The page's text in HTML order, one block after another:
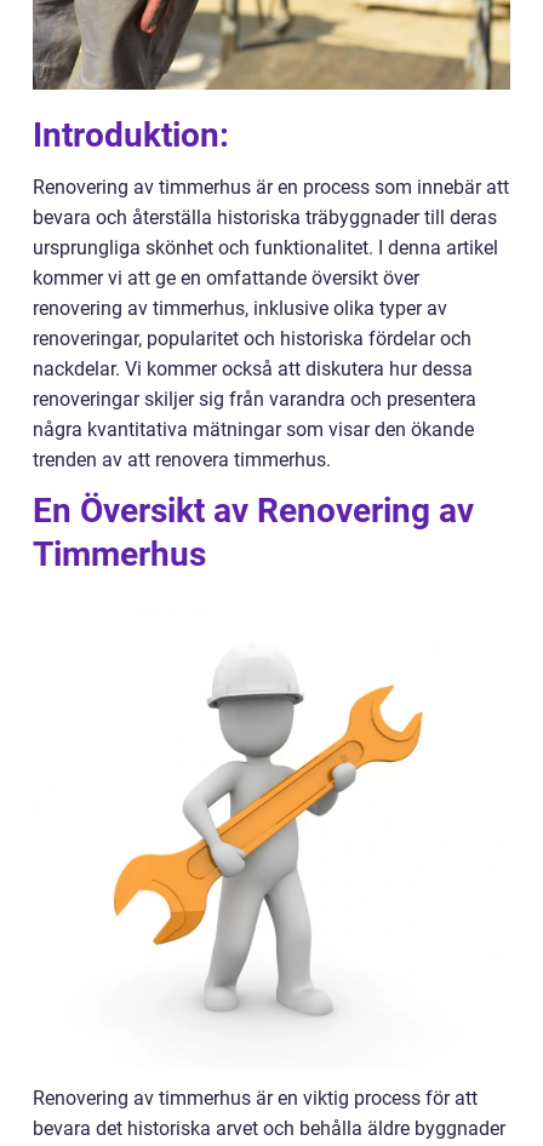
Introduktion:
Renovering av timmerhus är en process som innebär att
bevara och återställa historiska träbyggnader till deras
ursprungliga skönhet och funktionalitet. I denna artikel
kommer vi att ge en omfattande översikt över
renovering av timmerhus, inklusive olika typer av
renoveringar, popularitet och historiska fördelar och
nackdelar. Vi kommer också att diskutera hur dessa
renoveringar skiljer sig från varandra och presentera
några kvantitativa mätningar som visar den ökande
trenden av att renovera timmerhus.
En Översikt av Renovering av
Timmerhus
Renovering av timmerhus är en viktig process för att
bevara det historiska arvet och behålla äldre byggnader